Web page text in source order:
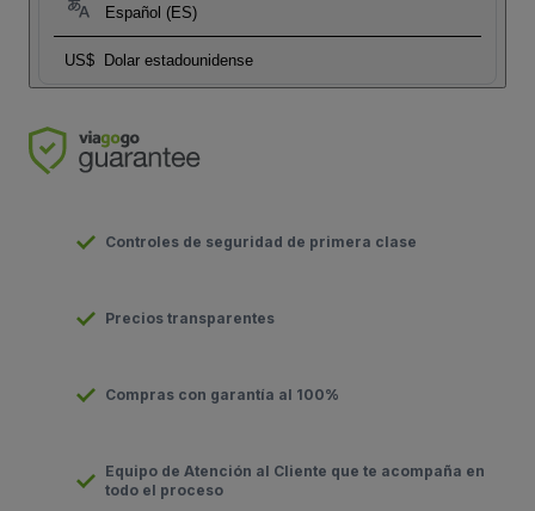
Español (ES)
US$ Dolar estadounidense
Controles de seguridad de primera clase
Precios transparentes
Compras con garantía al 100%
Equipo de Atención al Cliente que te acompaña en
todo el proceso